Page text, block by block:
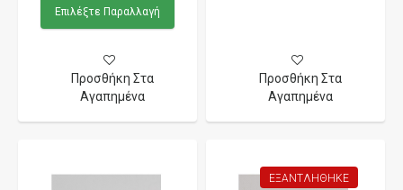
Επιλέξτε Παραλλαγή
Προσθήκη Στα
Αγαπημένα
Προσθήκη Στα
Αγαπημένα
ΕΞΑΝΤΛΉΘΗΚΕ